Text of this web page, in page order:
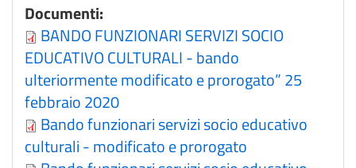
Documenti:
BANDO FUNZIONARI SERVIZI SOCIO
EDUCATIVO CULTURALI - bando
ulteriormente modificato e prorogato” 25
febbraio 2020
Bando funzionari servizi socio educativo
culturali - modificato e prorogato